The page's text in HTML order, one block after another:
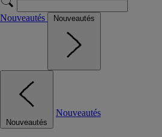
Nouveautés Nouveautés
Nouveautés
Nouveautés